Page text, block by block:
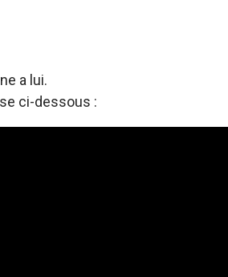
a lui.
ci-dessous :